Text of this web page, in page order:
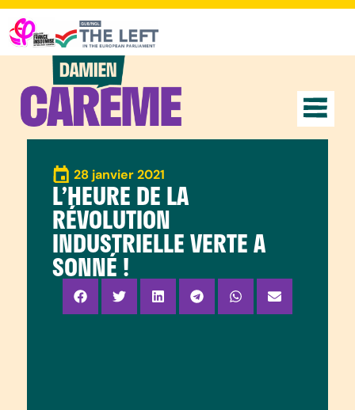
28 janvier 2021
L’HEURE DE LA
RÉVOLUTION
INDUSTRIELLE VERTE A
SONNÉ !